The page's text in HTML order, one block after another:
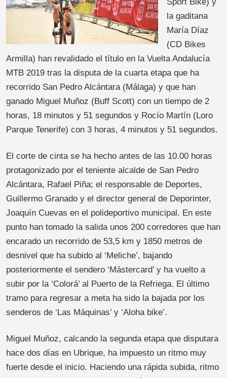
la gaditana
María Díaz
(CD Bikes
Armilla) han revalidado el título en la Vuelta Andalucía
MTB 2019 tras la disputa de la cuarta etapa que ha
recorrido San Pedro Alcántara (Málaga) y que han
ganado Miguel Muñoz (Buff Scott) con un tiempo de 2
horas, 18 minutos y 51 segundos y Rocío Martín (Loro
Parque Tenerife) con 3 horas, 4 minutos y 51 segundos.
El corte de cinta se ha hecho antes de las 10.00 horas
protagonizado por el teniente alcalde de San Pedro
Alcántara, Rafael Piña; el responsable de Deportes,
Guillermo Granado y el director general de Deporinter,
Joaquín Cuevas en el polideportivo municipal. En este
punto han tomado la salida unos 200 corredores que han
encarado un recorrido de 53,5 km y 1850 metros de
desnivel que ha subido al ‘Meliche’, bajando
posteriormente el sendero ‘Mástercard’ y ha vuelto a
subir por la ‘Colorá’ al Puerto de la Refriega. El último
tramo para regresar a meta ha sido la bajada por los
senderos de ‘Las Máquinas’ y ‘Aloha bike’.
Miguel Muñoz, calcando la segunda etapa que disputara
hace dos días en Ubrique, ha impuesto un ritmo muy
fuerte desde el inicio. Haciendo una rápida subida, ritmo